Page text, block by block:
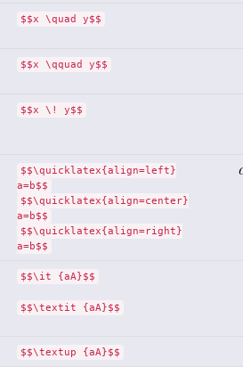
$$x \quad y$$
$$x \qquad y$$
$$x \! y$$
$$\quicklatex{align=left}
a=b$$
$$\quicklatex{align=center}
a=b$$
$$\quicklatex{align=right}
a=b$$
$$\it {aA}$$
$$\textit {aA}$$
$$\textup {aA}$$